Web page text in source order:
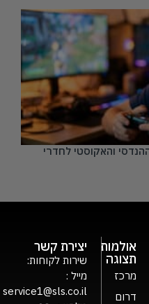
והאקוסטי לחדרי
אולמות
תצוגה
מרכז
דרום
יצירת קשר
שירות לקוחות:
מייל :
service1@sls.co.il